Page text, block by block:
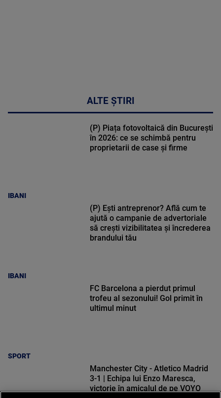
ALTE ȘTIRI
IBANI
(P) Piața fotovoltaică din București
în 2026: ce se schimbă pentru
proprietarii de case și firme
IBANI
(P) Ești antreprenor? Află cum te
ajută o campanie de advertoriale
să crești vizibilitatea și încrederea
brandului tău
SPORT
FC Barcelona a pierdut primul
trofeu al sezonului! Gol primit în
ultimul minut
Manchester City - Atletico Madrid
3-1 | Echipa lui Enzo Maresca,
victorie în amicalul de pe VOYO